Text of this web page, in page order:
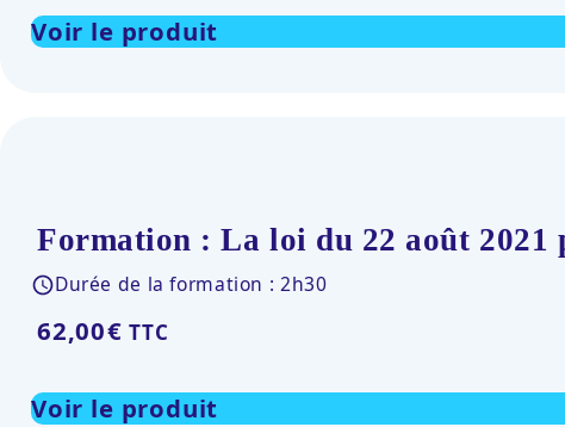
Voir le produit
Formation : La loi du 22 août
Durée de la formation : 2h30
62,00€ TTC
Voir le produit